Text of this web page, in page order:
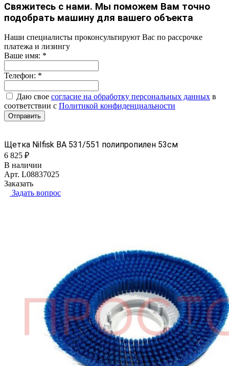
Свяжитесь с нами. Мы поможем Вам точно
подобрать машину для вашего объекта
Наши специалисты проконсультируют Вас по рассрочке
платежа и лизингу
Ваше имя: *
Телефон: *
Даю свое согласие на обработку персональных данных в
соответствии с Политикой конфиденциальности
Отправить
Щетка Nilfisk BA 531/551 полипропилен 53см
6 825 ₽
В наличии
Арт. L08837025
Заказать
Задать вопрос